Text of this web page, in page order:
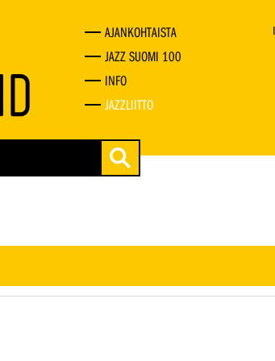
AJANKOHTAISTA
JAZZ SUOMI 100
INFO
JAZZLIITTO